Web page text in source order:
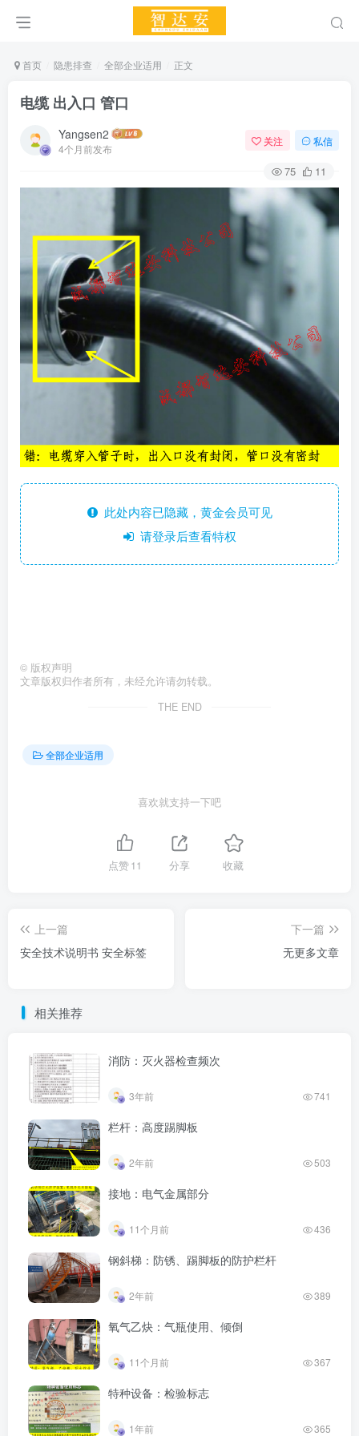
首页 隐患排查 全部企业适用 正文
电缆 出入口 管口
Yangsen2
4个月前发布
关注 私信
75 11
此处内容已隐藏，黄金会员可见
请登录后查看特权
© 版权声明
文章版权归作者所有，未经允许请勿转载。
THE END
全部企业适用
喜欢就支持一下吧
点赞11 分享 收藏
上一篇
安全技术说明书 安全标签
下一篇
无更多文章
相关推荐
消防：灭火器检查频次
3年前 741
栏杆：高度踢脚板
2年前 503
接地：电气金属部分
11个月前 436
钢斜梯：防锈、踢脚板的防护栏杆
2年前 389
氧气乙炔：气瓶使用、倾倒
11个月前 367
特种设备：检验标志
1年前 365